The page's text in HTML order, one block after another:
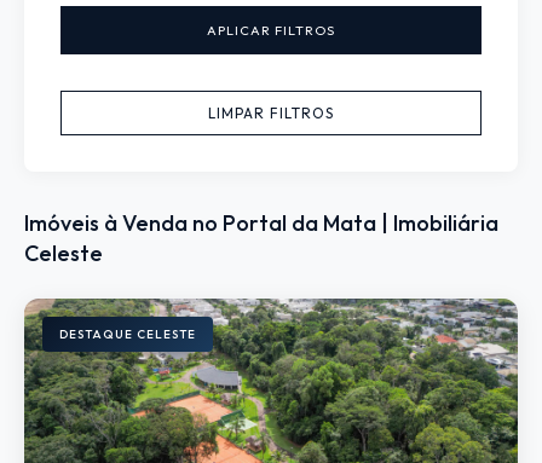
APLICAR FILTROS
LIMPAR FILTROS
Imóveis à Venda no Portal da Mata | Imobiliária
Celeste
DESTAQUE CELESTE